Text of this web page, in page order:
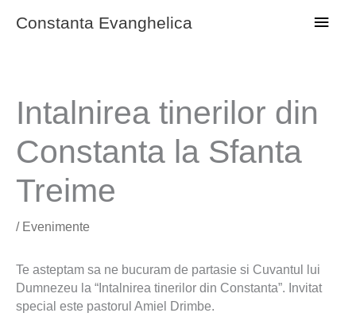
Constanta Evanghelica
Main
Intalnirea tinerilor din
Constanta la Sfanta
Treime
/ Evenimente
Te asteptam sa ne bucuram de partasie si Cuvantul lui
Dumnezeu la “Intalnirea tinerilor din Constanta”. Invitat
special este pastorul Amiel Drimbe.